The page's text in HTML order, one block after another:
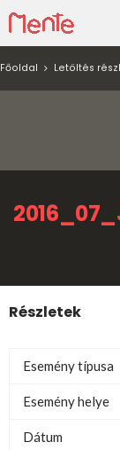
Főoldal Letöltés
Részletek
Esemény típusa
Esemény helye
Dátum